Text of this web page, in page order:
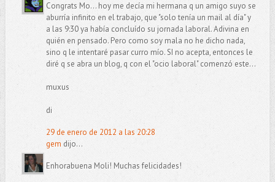
Congrats Mo... hoy me decía mi hermana q un amigo suyo se
aburría infinito en el trabajo, que "solo tenía un mail al día" y
a las 9:30 ya había concluído su jornada laboral. Adivina en
quién en pensado. Pero como soy mala no he dicho nada,
sino q le intentaré pasar curro mío. SI no acepta, entonces le
diré q se abra un blog, q con el "ocio laboral" comenzó este...
muxus
di
29 de enero de 2012 a las 20:28
gem dijo...
Enhorabuena Moli! Muchas felicidades!